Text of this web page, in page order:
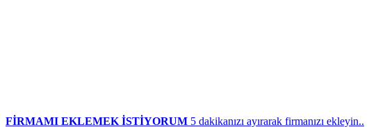
FİRMAMI EKLEMEK İSTİYORUM 5 dakikanızı ayırarak firmanızı ekleyin..